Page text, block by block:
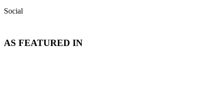
Social
AS FEATURED IN